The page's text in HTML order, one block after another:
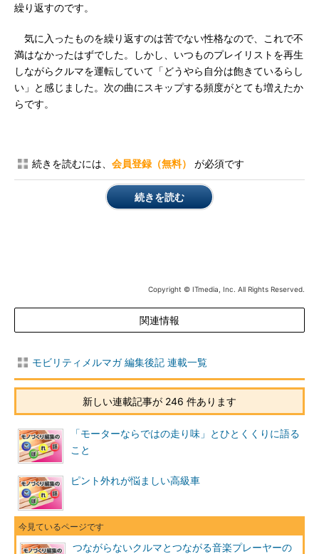
繰り返すのです。
気に入ったものを繰り返すのは苦でない性格なので、これで不
満はなかったはずでした。しかし、いつものプレイリストを再生
しながらクルマを運転していて「どうやら自分は飽きているらし
い」と感じました。次の曲にスキップする頻度がとても増えたか
らです。
続きを読むには、 会員登録（無料） が必須です
続きを読む
Copyright © ITmedia, Inc. All Rights Reserved.
関連情報
モビリティメルマガ 編集後記 連載一覧
新しい連載記事が 246 件あります
「モーターならではの走り味」とひとくくりに語る
こと
ピント外れが悩ましい高級車
つながらないクルマとつながる音楽プレーヤーの